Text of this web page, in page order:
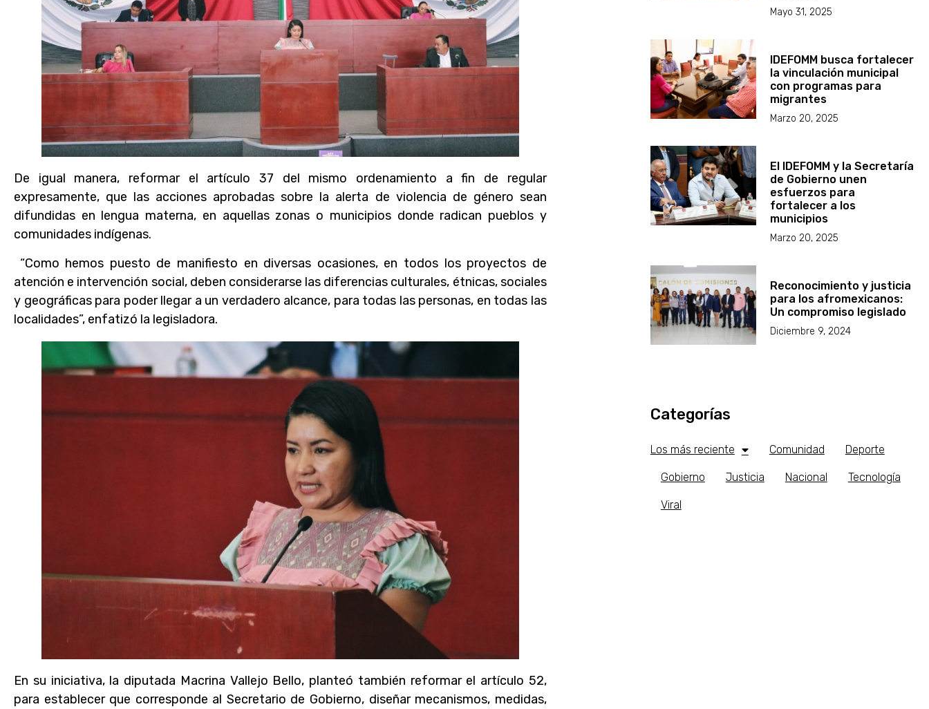
De igual manera, reformar el artículo 37 del mismo ordenamiento a fin de regular
expresamente, que las acciones aprobadas sobre la alerta de violencia de género sean
difundidas en lengua materna, en aquellas zonas o municipios donde radican pueblos y
comunidades indígenas.
“Como hemos puesto de manifiesto en diversas ocasiones, en todos los proyectos de
atención e intervención social, deben considerarse las diferencias culturales, étnicas, sociales
y geográficas para poder llegar a un verdadero alcance, para todas las personas, en todas las
localidades”, enfatizó la legisladora.
En su iniciativa, la diputada Macrina Vallejo Bello, planteó también reformar el artículo 52,
para establecer que corresponde al Secretario de Gobierno, diseñar mecanismos, medidas,
Mayo 31, 2025
IDEFOMM busca fortalecer
la vinculación municipal
con programas para
migrantes
Marzo 20, 2025
El IDEFOMM y la Secretaría
de Gobierno unen
esfuerzos para
fortalecer a los
municipios
Marzo 20, 2025
Reconocimiento y justicia
para los afromexicanos:
Un compromiso legislado
Diciembre 9, 2024
Categorías
Los más reciente Comunidad Deporte
Gobierno Justicia Nacional Tecnología
Viral